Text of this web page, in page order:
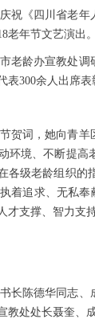
祝《四川省老
老年节文艺演出。
老龄办宣教处
300余人出席
贺词，她向青
环境、不断提
各级老龄组织
着追求、无私
支撑、智力支
长陈德华同志
处处长聂奎、